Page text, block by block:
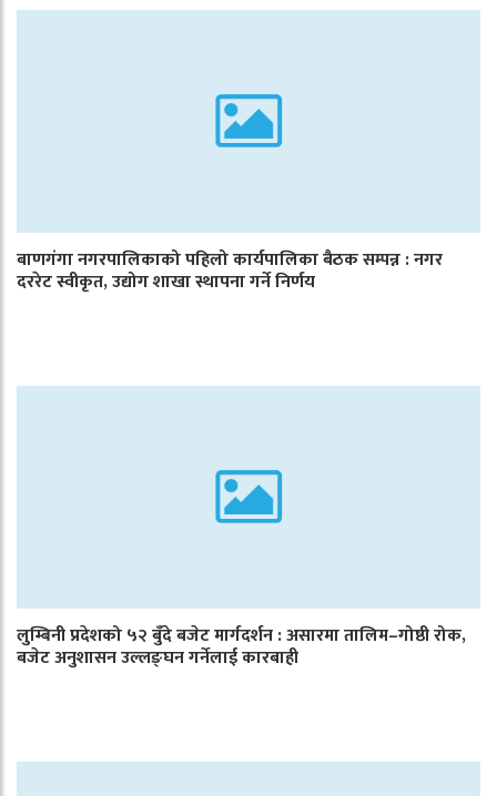
बाणगंगा नगरपालिकाको पहिलो कार्यपालिका बैठक सम्पन्न : नगर
दररेट स्वीकृत, उद्योग शाखा स्थापना गर्ने निर्णय
लुम्बिनी प्रदेशको ५२ बुँदे बजेट मार्गदर्शन : असारमा तालिम–गोष्ठी रोक,
बजेट अनुशासन उल्लङ्घन गर्नेलाई कारबाही